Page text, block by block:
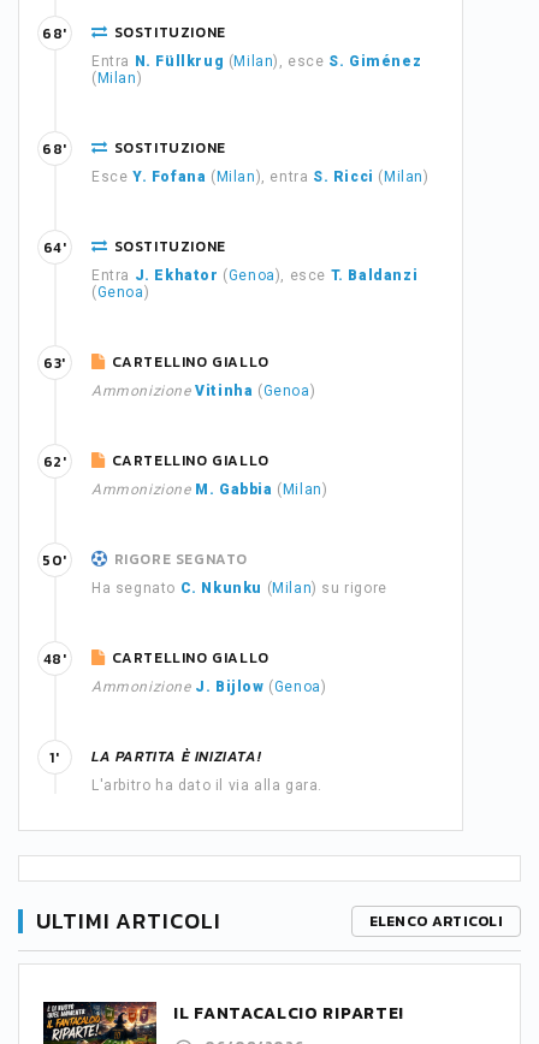
SOSTITUZIONE
Entra N. Füllkrug ( Milan), esce S. Giménez
( Milan)
68'
SOSTITUZIONE
Esce Y. Fofana ( Milan), entra S. Ricci ( Milan)
68'
SOSTITUZIONE
Entra J. Ekhator (Genoa), esce T. Baldanzi
(Genoa)
64'
CARTELLINO GIALLO
Ammonizione Vitinha (Genoa)
63'
CARTELLINO GIALLO
Ammonizione M. Gabbia ( Milan)
62'
RIGORE SEGNATO
Ha segnato C. Nkunku ( Milan) su rigore
50'
CARTELLINO GIALLO
Ammonizione J. Bijlow (Genoa)
48'
LA PARTITA È INIZIATA!
L'arbitro ha dato il via alla gara.
1'
ULTIMI ARTICOLI ELENCO ARTICOLI
IL FANTACALCIO RIPARTE!